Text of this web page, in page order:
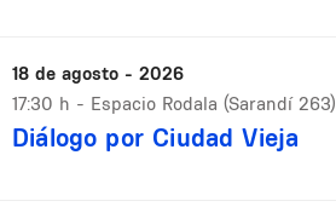
18 de agosto - 2026
17:30 h - Espacio Rodala (Sarandí 263)
Diálogo por Ciudad Vieja